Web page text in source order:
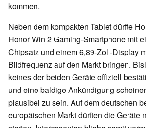
kommen.
Neben dem kompakten Tablet dürfte
Honor Win 2 Gaming-Smartphone mit
Chipsatz und einem 6,89-Zoll-Display
Bildfrequenz auf den Markt bringen.
keines der beiden Geräte offiziell
und eine baldige Ankündigung
plausibel zu sein. Auf dem deutschen
europäischen Markt dürften die Geräte